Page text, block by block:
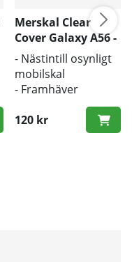
Merskal Clear
Cover Galaxy A56 -
BULK
- Nästintill osynligt
mobilskal
- Framhäver
originaldesign
- Bra skydd mot
120 kr